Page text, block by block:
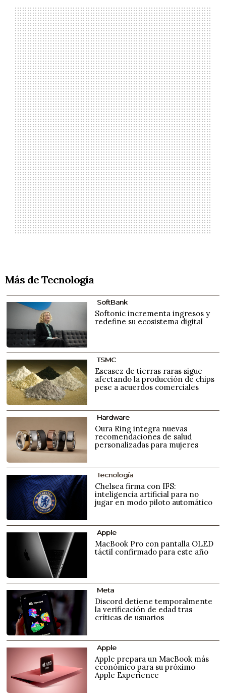
Más de Tecnología
SoftBank
Softonic incrementa ingresos y
redefine su ecosistema digital
TSMC
Escasez de tierras raras sigue
afectando la producción de chips
pese a acuerdos comerciales
Hardware
Oura Ring integra nuevas
recomendaciones de salud
personalizadas para mujeres
Tecnología
Chelsea firma con IFS:
inteligencia artificial para no
jugar en modo piloto automático
Apple
MacBook Pro con pantalla OLED
táctil confirmado para este año
Meta
Discord detiene temporalmente
la verificación de edad tras
críticas de usuarios
Apple
Apple prepara un MacBook más
económico para su próximo
Apple Experience